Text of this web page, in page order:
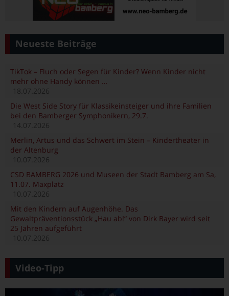
Neueste Beiträge
TikTok – Fluch oder Segen für Kinder? Wenn Kinder nicht
mehr ohne Handy können …
18.07.2026
Die West Side Story für Klassikeinsteiger und ihre Familien
bei den Bamberger Symphonikern, 29.7.
14.07.2026
Merlin, Artus und das Schwert im Stein – Kindertheater in
der Altenburg
10.07.2026
CSD BAMBERG 2026 und Museen der Stadt Bamberg am Sa,
11.07. Maxplatz
10.07.2026
Mit den Kindern auf Augenhöhe. Das
Gewaltpräventionsstück „Hau ab!“ von Dirk Bayer wird seit
25 Jahren aufgeführt
10.07.2026
Video-Tipp